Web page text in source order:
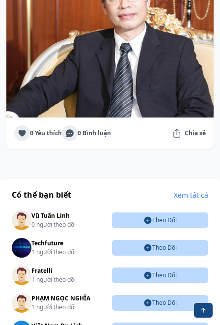
0 Yêu thích 0 Bình luận Chia sẻ
Có thể bạn biết Xem tất cả
Vũ Tuấn Linh
0 người theo dõi
Theo Dõi
Techfuture
1 người theo dõi
Theo Dõi
Fratelli
1 người theo dõi
Theo Dõi
PHẠM NGỌC NGHĨA
1 người theo dõi
Theo Dõi